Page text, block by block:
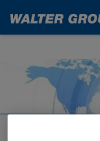
Noticias